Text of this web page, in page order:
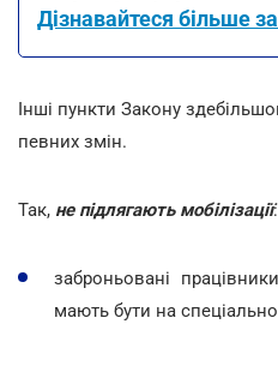
Дізнавайтеся більше
Інші пункти Закону
певних змін.
Так, не підлягають мобілізації:
заброньовані
мають бути на